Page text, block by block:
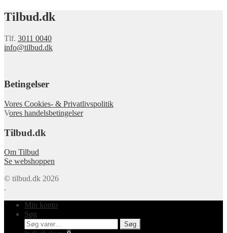
Tilbud.dk
Tlf. 3011 0040
info@tilbud.dk
Betingelser
Vores Cookies- & Privatlivspolitik
Vores handelsbetingelser
Tilbud.dk
Om Tilbud
Se webshoppen
© tilbud.dk 2026
.
Min konto
Søg
Søg
Søg